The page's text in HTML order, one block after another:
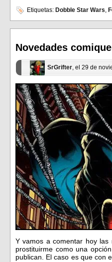
en
Facebook
(Se
abre
ventana
nueva)
en
(Se
abre
ventana
nueva)
Etiquetas: Dobble Star Wars,
Novedades
SrGrifter, el 29 de
Y vamos a comentar hoy
prostituirme como una
publican. El caso es que con